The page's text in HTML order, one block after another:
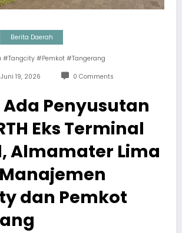
Berita Daerah
#pemkot #tangerang
Juni 19, 2026 0 Comments
Penyusutan
Eks Terminal
Almamater Lima
dan Pemkot